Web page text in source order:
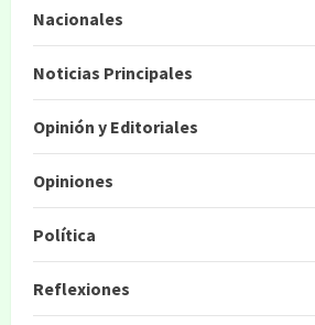
Nacionales
Noticias Principales
Opinión y Editoriales
Opiniones
Política
Reflexiones